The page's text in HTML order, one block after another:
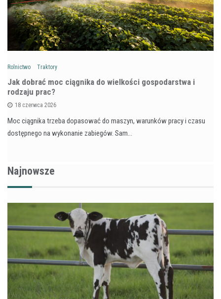
Rolnictwo Traktory
Jak dobrać moc ciągnika do wielkości gospodarstwa i
rodzaju prac?
18 czerwca 2026
Moc ciągnika trzeba dopasować do maszyn, warunków pracy i czasu
dostępnego na wykonanie zabiegów. Sam…
Najnowsze